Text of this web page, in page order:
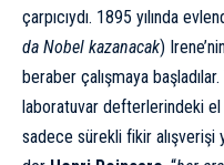
çarpıcıydı. 1895 yılında
da Nobel kazanacak)
beraber çalışmaya
laboratuvar defterlerindeki el
sadece sürekli fikir alışverişi